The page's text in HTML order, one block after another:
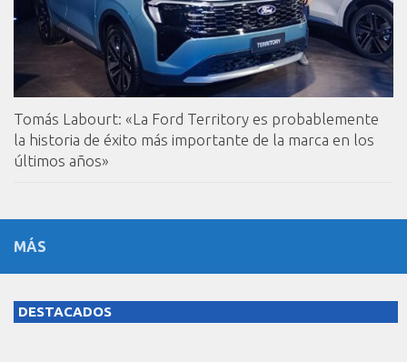
Tomás Labourt: «La Ford Territory es probablemente
la historia de éxito más importante de la marca en los
últimos años»
MÁS
DESTACADOS